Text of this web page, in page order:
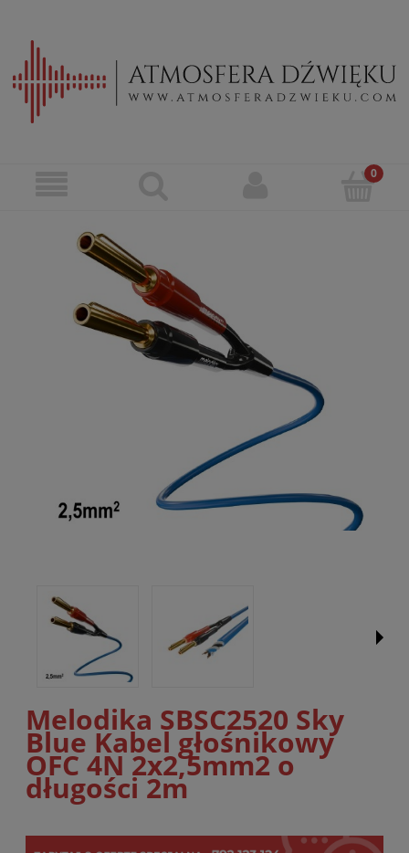
Melodika SBSC2520 Sky
Blue Kabel głośnikowy
OFC 4N 2x2,5mm2 o
długości 2m